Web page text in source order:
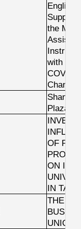
English
the
Assisted
with
COVID-
Plaza
OF
ON
IN
THE